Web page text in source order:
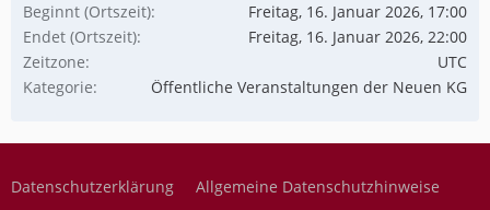
Beginnt (Ortszeit)
Freitag, 16. Januar 2026, 17:00
Endet (Ortszeit)
Freitag, 16. Januar 2026, 22:00
Zeitzone
UTC
Kategorie
Öffentliche Veranstaltungen der Neuen KG
Datenschutzerklärung Allgemeine Datenschutzhinweise